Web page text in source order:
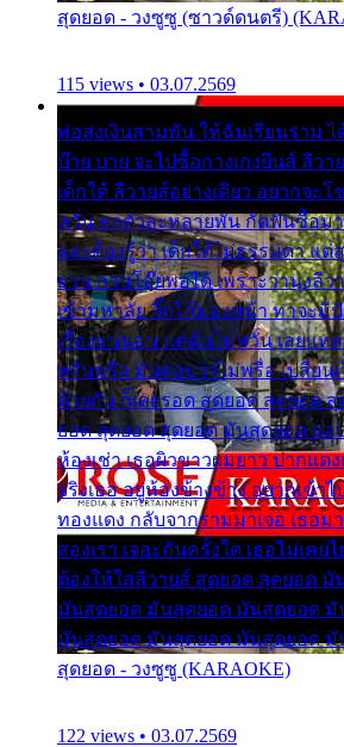
สุดยอด - วงซูซู (ซาวด์ดนตรี)
115 views • 03.07.2569
พ่อส่งเงินสามพัน ให้ฉันเรียนราม
บ๊าย บาย จะไปซื้อกางเกงยีนส์ ลีวา
เด็กใต้ ลีวายส์อย่างเดียว อยากจะ
หวั่น ตกตัวละหลายพัน กัดฟันซื้อมา
และต้องรู้ว่า เด็กใต้ไม่ธรรมดา แต่
ยวน กวนโอ๊ยพอได้ เพราะว่านุ่งลีว
เข้ามหาลัย จิ๊กโก๊มองหน้า ท่าจะมี
เรื่องแน่นอน แต่ฉันไม่หวั่น เลยแห
พรั่นพรือ มันตอบว่าไม่พรื่อ เปลี่ยนเ
ด้วยกัน ก็เลยรอด สุดยอด สุดยอด
ยอด สุดยอด สุดยอด มันสุดยอด แอ
ห้องเช่า เธอผิวขาวผมยาว ปากแด
จริงเธอ อยู่ห้องข้างข้าง อยากเข้า
ทองแดง กลับจากรามมาเจอ เธอ
สองเรา เจอะกันครั้งใด เธอไม่เคย
ต้องให้ใส่ลีวายส์ สุดยอด สุดยอด
มันสุดยอด มันสุดยอด มันสุดยอด
มันสุดยอด มันสุดยอด มันสุดยอด
สุดยอด - วงซูซู (KARAOKE)
122 views • 03.07.2569